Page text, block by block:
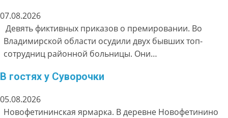
07.08.2026
Девять фиктивных приказов о премировании. Во
Владимирской области осудили двух бывших топ-
сотрудниц районной больницы. Они…
В гостях у Суворочки
05.08.2026
Новофетининская ярмарка. В деревне Новофетинино